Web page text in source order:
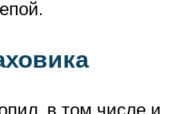
в том числе и